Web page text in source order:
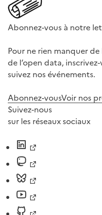
Abonnez-vous à notre
Pour ne rien manquer
de l’open data,
suivez nos événements.
Abonnez-vousVoir nos
Suivez-nous
sur les réseaux sociaux